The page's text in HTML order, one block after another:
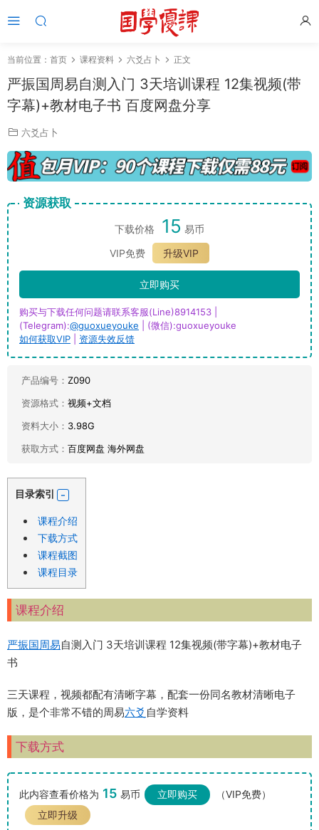
当前位置： 首页 课程资料 六爻占卜 正文
严振国周易自测入门 3天培训课程 12集视频(带
字幕)+教材电子书 百度网盘分享
六爻占卜
资源获取
下载价格 15 易币
VIP免费
升级VIP
立即购买
购买与下载任何问题请联系客服(Line)8914153 |
(Telegram):@guoxueyouke | (微信):guoxueyouke
如何获取VIP
资源失效反馈
产品编号： Z090
资源格式： 视频+文档
资料大小： 3.98G
获取方式： 百度网盘 海外网盘
目录索引
课程介绍
下载方式
课程截图
课程目录
课程介绍
严振国周易自测入门 3天培训课程 12集视频(带字幕)+教材电子
书
三天课程，视频都配有清晰字幕，配套一份同名教材清晰电子
版，是个非常不错的周易六爻 自学资料
下载方式
此内容查看价格为 15 易币 立即购买
（VIP免费）
立即升级